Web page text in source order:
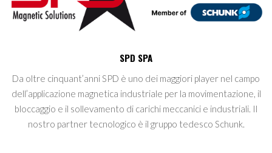
SPD SPA
Da oltre cinquant’anni SPD è uno dei maggiori player nel campo
dell’applicazione magnetica industriale per la movimentazione, il
bloccaggio e il sollevamento di carichi meccanici e industriali. Il
nostro partner tecnologico è il gruppo tedesco Schunk.